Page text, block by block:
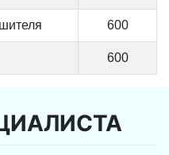
600
600